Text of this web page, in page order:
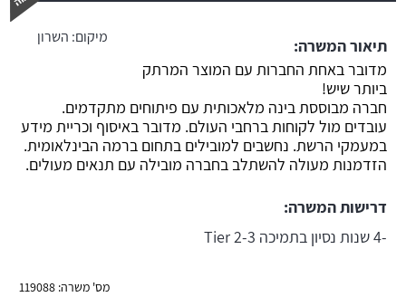
מיקום: השרון
תיאור המשרה:
מדובר באחת החברות עם המוצר המרתק
ביותר שיש!
חברה מבוססת בינה מלאכותית עם פיתוחים מתקדמים.
עובדים מול לקוחות ברחבי העולם. מדובר באיסוף וכריית מידע
במעמקי הרשת. נחשבים למובילים בתחום ברמה הבינלאומית.
הזדמנות מעולה להשתלב בחברה מובילה עם תנאים מעולים.
דרישות המשרה:
-4 שנות נסיון בתמיכה Tier 2-3
מס' משרה: 119088